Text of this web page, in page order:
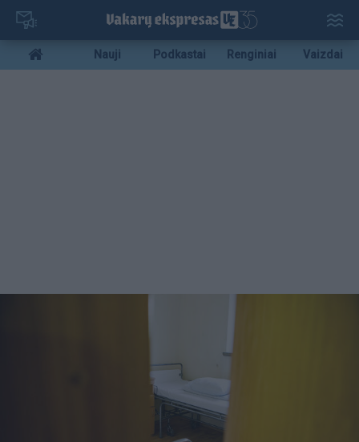
Pereiti
pagrindinį
turinį
Mobile
menu
Nauji Podkastai Renginiai Vaizdai